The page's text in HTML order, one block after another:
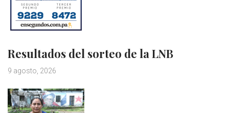
Resultados del sorteo de la LNB
9 agosto, 2026